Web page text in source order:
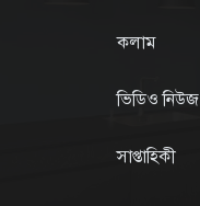
কলাম
ভিডিও নিউজ
সাপ্তাহিকী